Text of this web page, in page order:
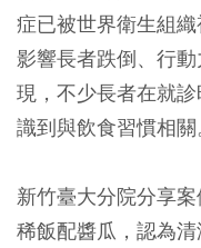
症已被世界衛生組
影響長者跌倒、行
現，不少長者在就
識到與飲食習慣相關
新竹臺大分院分享
稀飯配醬瓜，認為